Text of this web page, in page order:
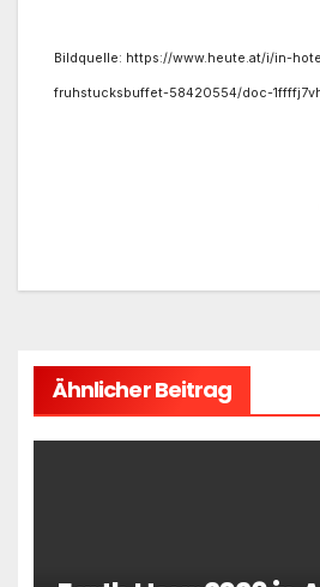
Bildquelle: https://www.heute.at/i/in-
fruhstucksbuffet-58420554/doc-
Ähnlicher Beitrag